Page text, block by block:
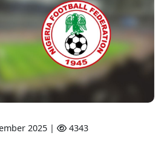
2025 |
4343